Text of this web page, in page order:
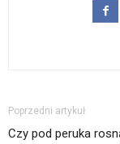
Poprzedni artykuł
Czy pod peruka